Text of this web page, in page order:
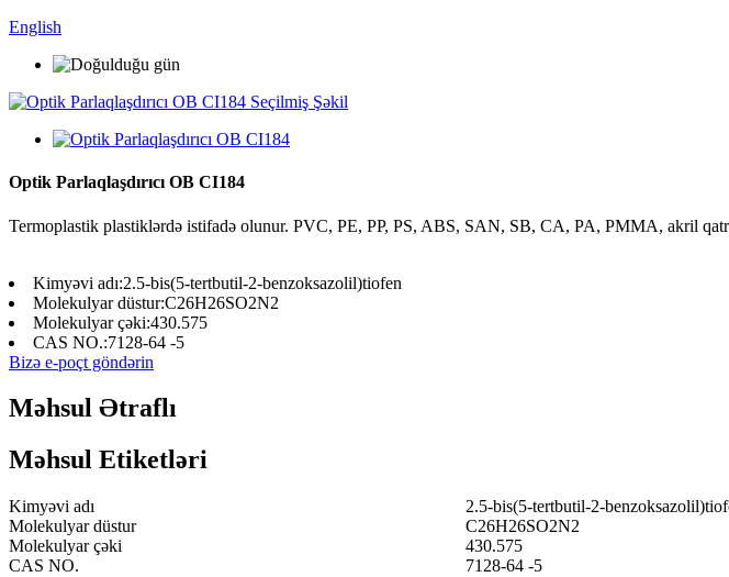
English
Optik Parlaqlaşdırıcı OB CI184
Termoplastik plastiklərdə istifadə olunur. PVC, PE, PP, PS, ABS, SAN, SB, CA, PA, PMMA, akril
Kimyəvi adı:2.5-bis(5-tertbutil-2-benzoksazolil)tiofen
Molekulyar düstur:C26H26SO2N2
Molekulyar çəki:430.575
CAS NO.:7128-64 -5
Bizə e-poçt göndərin
Məhsul Ətraflı
Məhsul Etiketləri
Kimyəvi adı
2.5-bis(5-tertbutil-2-
Molekulyar düstur
C26H26SO2N2
Molekulyar çəki
430.575
CAS NO.
7128-64 -5